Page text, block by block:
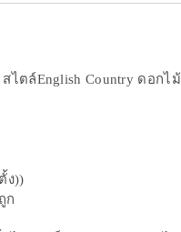
ไตล์English Country ดอกไม้
ง))
ก